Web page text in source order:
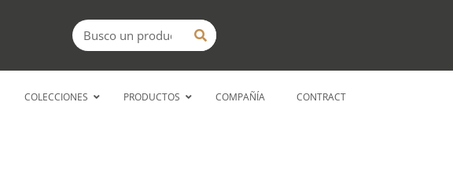
Buscar
COLECCIONES PRODUCTOS COMPAÑÍA CONTRACT